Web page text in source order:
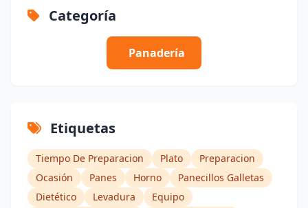
Categoría
Panadería
Etiquetas
Tiempo De Preparacion Plato
Preparacion
Ocasión
Panes Horno
Panecillos Galletas
Dietético
Levadura
Equipo